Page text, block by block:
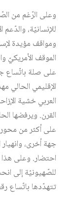
وعلى الرّغم من
للإنسانيّة،
ومواقف مؤيدة
الموقف الأمريكيّ
على صلة باتّساع
الإقليمي الحالي
العربي خشية
القرن. ويرفضها
على أكثر من
جهة أخرى،
احتضار. وعلى هذا
للصّهيونيّة إلى
تتهدّدها باتّساع